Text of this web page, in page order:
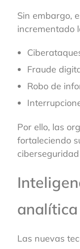
Sin embargo,
incrementado
Fraude
Robo de
Por ello, las
fortaleciendo
Las nuevas